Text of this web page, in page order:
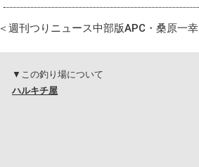
＜週刊つりニュース中部版APC・桑原一
▼この釣り場について
ハルキチ屋